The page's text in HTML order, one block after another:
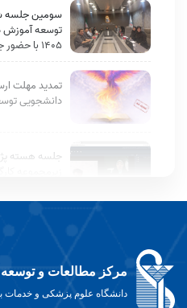
شد.
سومین جلسه
توسعه آموزش
۱۴۰۵ با
توسعه آموزش
تمدید مهلت
دانشجویی
جلسه هسته
شد
«جلسه شورای
مرکز مطالعات و
دانشگاه علوم پزشکی و خدمات